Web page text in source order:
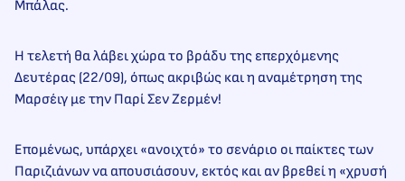
Μπάλας.
Η τελετή θα λάβει χώρα το βράδυ της επερχόμενης
Δευτέρας (22/09), όπως ακριβώς και η αναμέτρηση της
Μαρσέιγ με την Παρί Σεν Ζερμέν!
Επομένως, υπάρχει «ανοιχτό» το σενάριο οι παίκτες των
Παριζιάνων να απουσιάσουν, εκτός και αν βρεθεί η «χρυσή